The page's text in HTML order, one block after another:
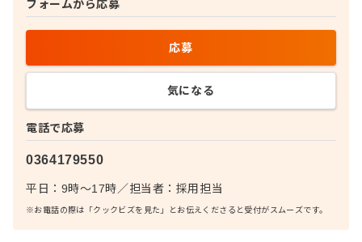
電話で応募
0364179550
平日：9時～17時／担当者： 採用担当
※お電話の際は「クックビズを見た」とお伝えくださると受付がスムーズです。
フォームから応募
応募
気になる